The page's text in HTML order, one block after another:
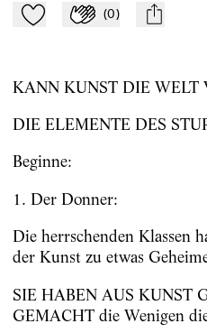
Zu Mein-TdZ hinzufügen
Applaudieren
(0) mail
KANN KUNST DIE WELT
DIE ELEMENTE DES
Beginne:
1. Der Donner:
Die herrschenden Klassen
der Kunst zu etwas
SIE HABEN AUS KUNST
GEMACHT die Wenigen